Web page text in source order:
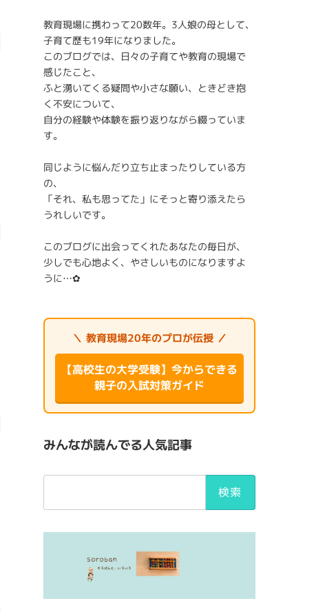
教育現場に携わって20数年。3人娘の母として、
子育て歴も19年になりました。
このブログでは、日々の子育てや教育の現場で
感じたこと、
ふと湧いてくる疑問や小さな願い、ときどき抱
く不安について、
自分の経験や体験を振り返りながら綴っていま
す。
同じように悩んだり立ち止まったりしている方
の、
「それ、私も思ってた」にそっと寄り添えたら
うれしいです。
このブログに出会ってくれたあなたの毎日が、
少しでも心地よく、やさしいものになりますよ
うに…✿
＼ 教育現場20年のプロが伝授 ／
【高校生の大学受験】今からできる
親子の入試対策ガイド
みんなが読んでる人気記事